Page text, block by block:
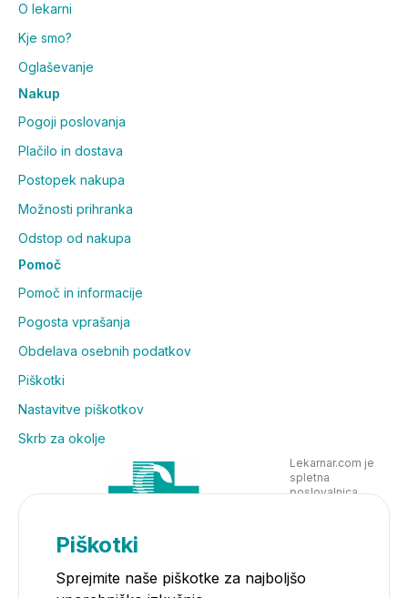
O lekarni
Kje smo?
Oglaševanje
Nakup
Pogoji poslovanja
Plačilo in dostava
Postopek nakupa
Možnosti prihranka
Odstop od nakupa
Pomoč
Pomoč in informacije
Pogosta vprašanja
Obdelava osebnih podatkov
Piškotki
Nastavitve piškotkov
Skrb za okolje
Lekarnar.com je
spletna
poslovalnica
Piškotki
Sprejmite naše piškotke za najboljšo